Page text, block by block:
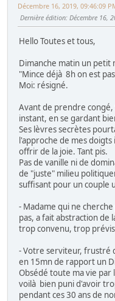
Décembre 16, 2019, 09:46:09
Dernière édition: Décembre 16,
Hello Toutes et tous,
Dimanche matin un petit
"Mince déjà 8h on est
Moi: résigné.
Avant de prendre congé,
instant, en se gardant
Ses lèvres secrètes
l'approche de mes
offrir de la joie. Tant pis.
Pas de vanille ni de
de "juste" milieu
suffisant pour un couple
- Madame qui ne
pas, a fait abstraction de
trop convenu, trop
- Votre serviteur, frustré
en 15mn de rapport un
Obsédé toute ma vie par
voilà bien puni d'avoir
pendant ces 30 ans de